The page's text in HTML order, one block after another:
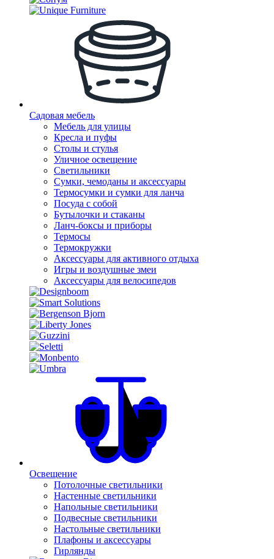
Садовая мебель
Мебель для улицы
Кресла и пуфы
Столы и стулья
Уличное освещение
Светильники
Сумки, чемоданы и аксессуары
Термосумки и сумки для ланча
Посуда с собой
Бутылочки и стаканы
Ланч-боксы и приборы
Термосы
Термокружки
Аксессуары для активного отдыха
Игры и воздушные змеи
Аксессуары для велосипедов
Освещение
Потолочные светильники
Настенные светильники
Напольные светильники
Подвесные светильники
Настольные светильники
Плафоны и аксессуары
Гирлянды